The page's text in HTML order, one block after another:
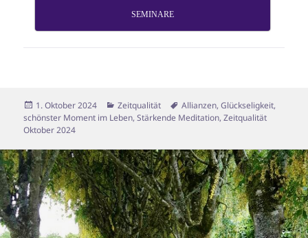
SEMINARE
Veröffentlicht
am
1. Oktober 2024 Kategorien
Zeitqualität Schlagwörter
Allianzen,Glückseligkeit,
schönster Moment im Leben,Stärkende Meditation,Zeitqualität
Oktober 2024